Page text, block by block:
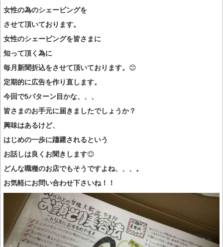
女性の為のシェービングを
させて頂いております。
女性のシェービングを皆さまに
知って頂く為に
毎月新聞折込をさせて頂いております。 😊
定期的に広告を作り直します。
今回で5パターン目かな、、、
皆さまのお手元に届きましたでしょうか？
興味はあるけど、
はじめの一歩に躊躇されるという
お話しは良くお聞きします😊
どんな職種のお店でもそうですよね、、、。
お気軽にお問い合わせ下さいね！！